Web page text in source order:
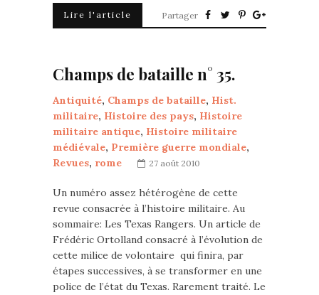
Lire l'article Partager
Champs de bataille n° 35.
Antiquité, Champs de bataille, Hist.
militaire, Histoire des pays, Histoire
militaire antique, Histoire militaire
médiévale, Première guerre mondiale,
Revues, rome 27 août 2010
Un numéro assez hétérogène de cette
revue consacrée à l’histoire militaire. Au
sommaire: Les Texas Rangers. Un article de
Frédéric Ortolland consacré à l’évolution de
cette milice de volontaire qui finira, par
étapes successives, à se transformer en une
police de l’état du Texas. Rarement traité. Le